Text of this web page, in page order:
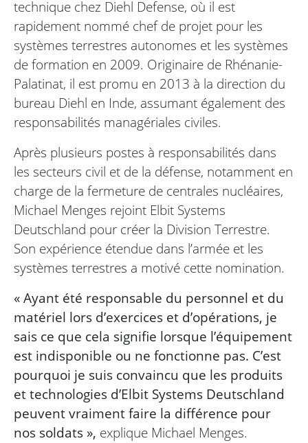
technique chez Diehl Defense, où il est
rapidement nommé chef de projet pour les
systèmes terrestres autonomes et les systèmes
de formation en 2009. Originaire de Rhénanie-
Palatinat, il est promu en 2013 à la direction du
bureau Diehl en Inde, assumant également des
responsabilités managériales civiles.
Après plusieurs postes à responsabilités dans
les secteurs civil et de la défense, notamment en
charge de la fermeture de centrales nucléaires,
Michael Menges rejoint Elbit Systems
Deutschland pour créer la Division Terrestre.
Son expérience étendue dans l’armée et les
systèmes terrestres a motivé cette nomination.
« Ayant été responsable du personnel et du
matériel lors d’exercices et d’opérations, je
sais ce que cela signifie lorsque l’équipement
est indisponible ou ne fonctionne pas. C’est
pourquoi je suis convaincu que les produits
et technologies d’Elbit Systems Deutschland
peuvent vraiment faire la différence pour
nos soldats », explique Michael Menges.